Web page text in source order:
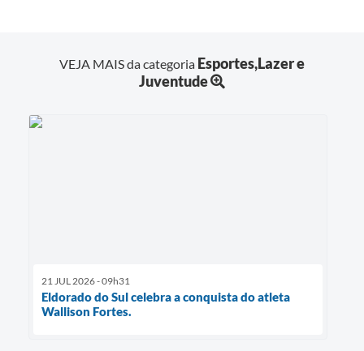
VEJA MAIS da categoria Esportes,Lazer e
Juventude
21 JUL 2026 - 09h31
Eldorado do Sul celebra a conquista do atleta
Wallison Fortes.